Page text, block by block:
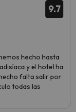
9.7
hecho hasta
y el hotel ha
falta salir por
todas las